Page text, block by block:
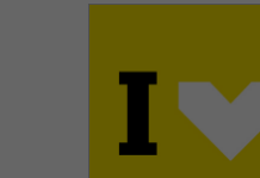
Alle akzeptieren
Datenschutzeinstellungen